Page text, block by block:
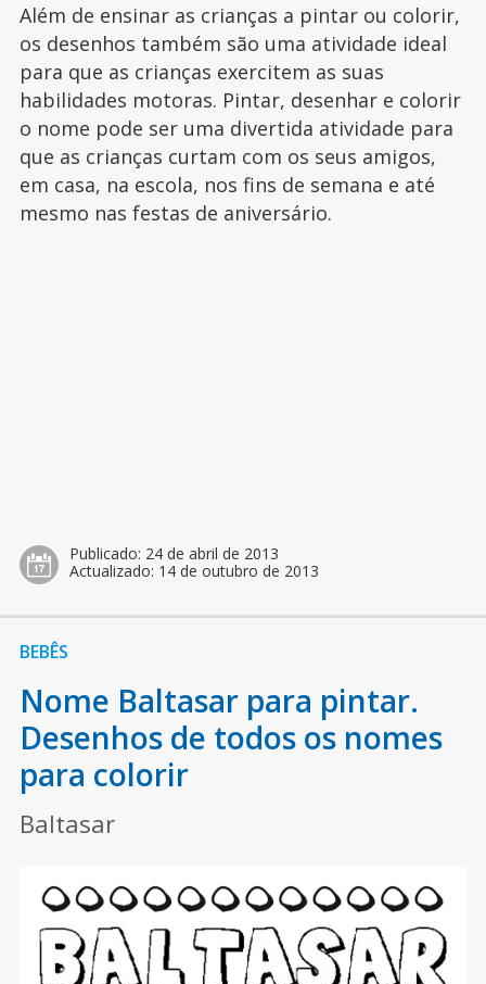
Além de ensinar as crianças a pintar ou colorir,
os desenhos também são uma atividade ideal
para que as crianças exercitem as suas
habilidades motoras. Pintar, desenhar e colorir
o nome pode ser uma divertida atividade para
que as crianças curtam com os seus amigos,
em casa, na escola, nos fins de semana e até
mesmo nas festas de aniversário.
Publicado: 24 de abril de 2013
Actualizado: 14 de outubro de 2013
BEBÊS
Nome Baltasar para pintar.
Desenhos de todos os nomes
para colorir
Baltasar